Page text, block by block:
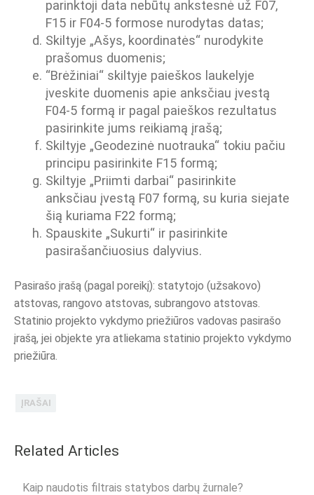
parinktoji data nebūtų ankstesnė už F07,
F15 ir F04-5 formose nurodytas datas;
Skiltyje „Ašys, koordinatės“ nurodykite
prašomus duomenis;
“Brėžiniai“ skiltyje paieškos laukelyje
įveskite duomenis apie anksčiau įvestą
F04-5 formą ir pagal paieškos rezultatus
pasirinkite jums reikiamą įrašą;
Skiltyje „Geodezinė nuotrauka“ tokiu pačiu
principu pasirinkite F15 formą;
Skiltyje „Priimti darbai“ pasirinkite
anksčiau įvestą F07 formą, su kuria siejate
šią kuriama F22 formą;
Spauskite „Sukurti“ ir pasirinkite
pasirašančiuosius dalyvius.
Pasirašo įrašą (pagal poreikį): statytojo (užsakovo)
atstovas, rangovo atstovas, subrangovo atstovas.
Statinio projekto vykdymo priežiūros vadovas pasirašo
įrašą, jei objekte yra atliekama statinio projekto vykdymo
priežiūra.
ĮRAŠAI
Related Articles
Kaip naudotis filtrais statybos darbų žurnale?